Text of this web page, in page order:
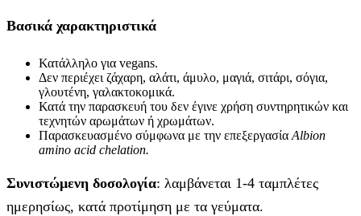
Βασικά χαρακτηριστικά
Κατάλληλο για vegans.
Δεν περιέχει ζάχαρη, αλάτι, άμυλο, μαγιά, σιτάρι, σόγια,
γλουτένη, γαλακτοκομικά.
Κατά την παρασκευή του δεν έγινε χρήση συντηρητικών και
τεχνητών αρωμάτων ή χρωμάτων.
Παρασκευασμένο σύμφωνα με την επεξεργασία Albion
amino acid chelation.
Συνιστώμενη δοσολογία: λαμβάνεται 1-4 ταμπλέτες
ημερησίως, κατά προτίμηση με τα γεύματα.